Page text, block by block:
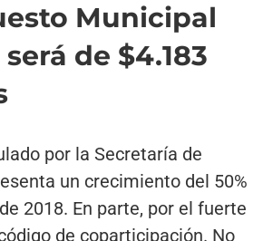
Municipal
será de $4.183
por la Secretaría de
un crecimiento del 50%
2018. En parte, por el fuerte
de coparticipación. No